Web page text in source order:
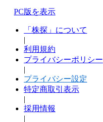
PC版を表示
「株探」について
|
利用規約
プライバシーポリシー
|
プライバシー設定
特定商取引表示
|
採用情報
|